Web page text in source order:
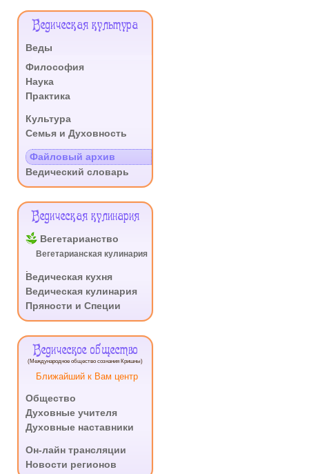
Меню
Ведическая культура
Веды
Философия
Наука
Практика
Культура
Семья и Духовность
Файловый архив
Ведический словарь
Ведическая кулинария
Вегетарианство
Вегетарианская кулинария
Ведическая кухня
Ведическая кулинария
Пряности и Специи
Ведическое общество
(Международное общество сознания Кришны)
Ближайший к Вам центр
Общество
Духовные учителя
Духовные наставники
Он-лайн трансляции
Новости регионов